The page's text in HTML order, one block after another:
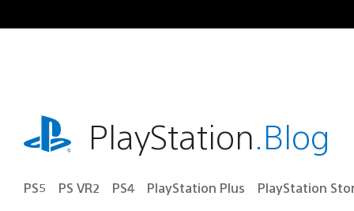
para
playstation.comPlayStation.Blog
PS5 PS VR2 PS4 PlayStation Plus PlayStation